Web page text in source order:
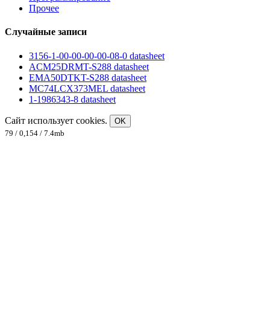
Прочее
Случайные записи
3156-1-00-00-00-00-08-0 datasheet
ACM25DRMT-S288 datasheet
EMA50DTKT-S288 datasheet
MC74LCX373MEL datasheet
1-1986343-8 datasheet
Сайт использует cookies.
OK
79 / 0,154 / 7.4mb